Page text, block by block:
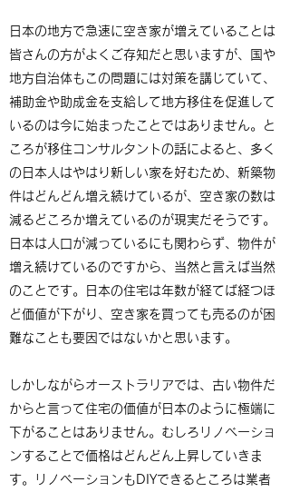
日本の地方で急速に空き家が増えていることは
皆さんの方がよくご存知だと思いますが、国や
地方自治体もこの問題には対策を講じていて、
補助金や助成金を支給して地方移住を促進して
いるのは今に始まったことではありません。と
ころが移住コンサルタントの話によると、多く
の日本人はやはり新しい家を好むため、新築物
件はどんどん増え続けているが、空き家の数は
減るどころか増えているのが現実だそうです。
日本は人口が減っているにも関わらず、物件が
増え続けているのですから、当然と言えば当然
のことです。日本の住宅は年数が経てば経つほ
ど価値が下がり、空き家を買っても売るのが困
難なことも要因ではないかと思います。
しかしながらオーストラリアでは、古い物件だ
からと言って住宅の価値が日本のように極端に
下がることはありません。むしろリノベーショ
ンすることで価格はどんどん上昇していきま
す。リノベーションもDIYできるところは業者